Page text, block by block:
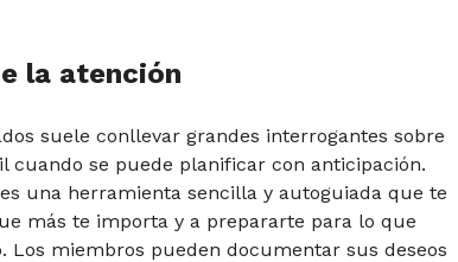
la atención
suele conllevar grandes interrogantes sobre
cuando se puede planificar con anticipación.
una herramienta sencilla y autoguiada que te
más te importa y a prepararte para lo que
Los miembros pueden documentar sus deseos